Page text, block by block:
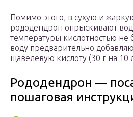
Помимо этого, в сухую и
рододендрон опрыскивают
температуры кислотностью не
воду предварительно
щавелевую кислоту (30 г на 10
Рододендрон —
пошаговая